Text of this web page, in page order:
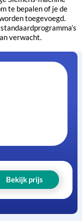
te bepalen of je de
toegevoegd.
verwacht.
Bekijk prijs